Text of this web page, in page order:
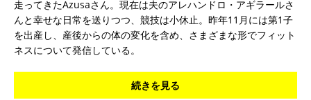
走ってきたAzusaさん。現在は夫のアレハンドロ・アギラールさ
んと幸せな日常を送りつつ、競技は小休止。昨年11月には第1子
を出産し、産後からの体の変化を含め、さまざまな形でフィット
ネスについて発信している。
続きを見る